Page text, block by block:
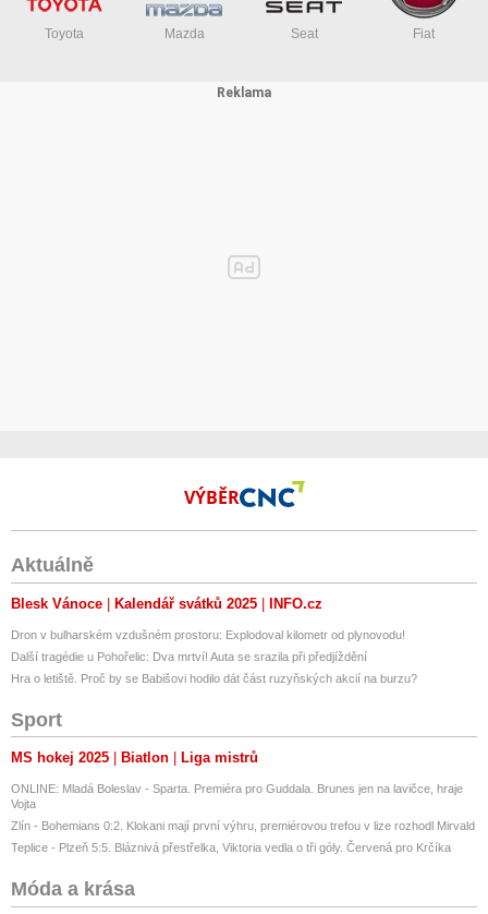
Toyota Mazda Seat Fiat
VÝBĚR
Aktuálně
Blesk Vánoce Kalendář svátků 2025 INFO.cz
Dron v bulharském vzdušném prostoru: Explodoval kilometr od plynovodu!
Další tragédie u Pohořelic: Dva mrtví! Auta se srazila při předjíždění
Hra o letiště. Proč by se Babišovi hodilo dát část ruzyňských akcií na burzu?
Sport
MS hokej 2025 Biatlon Liga mistrů
ONLINE: Mladá Boleslav - Sparta. Premiéra pro Guddala. Brunes jen na lavičce, hraje
Vojta
Zlín - Bohemians 0:2. Klokani mají první výhru, premiérovou trefou v lize rozhodl Mirvald
Teplice - Plzeň 5:5. Bláznivá přestřelka, Viktoria vedla o tři góly. Červená pro Krčíka
Móda a krása